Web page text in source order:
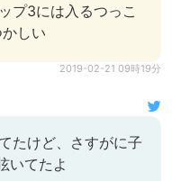
プ3には入るつっこ
しい
2019-02-21 09時19分
たけど、さすがに子
いてたよ